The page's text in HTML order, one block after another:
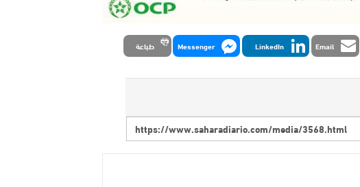
Email
LinkedIn
Messenger طباعة